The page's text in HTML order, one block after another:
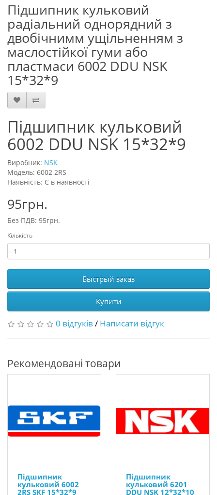
Підшипник кульковий
радіальний однорядний з
двобічнимм ущільненням з
маслостійкої гуми або
пластмаси 6002 DDU NSK
15*32*9
Підшипник кульковий
6002 DDU NSK 15*32*9
Виробник: NSK
Модель: 6002 2RS
Наявність: Є в наявності
95грн.
Без ПДВ: 95грн.
Кількість
Быстрый заказ
Купити
0 відгуків / Написати відгук
Рекомендовані товари
Підшипник
кульковий 6002
2RS SKF 15*32*9
Підшипник
кульковий 6201
DDU NSK 12*32*10